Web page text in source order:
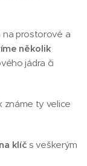
na prostorové a
několik
jádra či
známe ty velice
klíč s veškerým